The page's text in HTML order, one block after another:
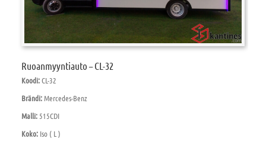
Ruoanmyyntiauto – CL-32
Koodi:CL-32
Brändi: Mercedes-Benz
Malli: 515CDI
Koko: Iso ( L )